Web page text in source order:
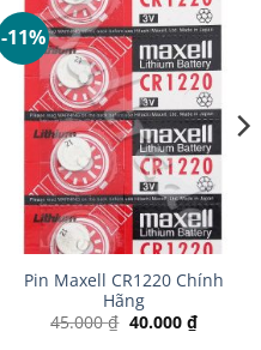
-11%
Pin Maxell CR1220 Chính
Hãng
45.000₫ Giá
gốc
40.000 ₫Giá
hiện